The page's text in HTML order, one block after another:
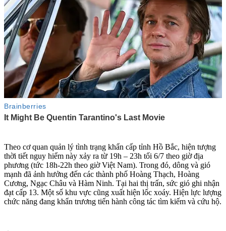
Theo cơ quan quản lý tình trạng khẩn cấp tỉnh Hồ Bắc, hiện tượng
thời tiết nguy hiểm này xảy ra từ 19h – 23h tối 6/7 theo giờ địa
phương (tức 18h-22h theo giờ Việt Nam). Trong đó, dông và gió
mạnh đã ảnh hưởng đến các thành phố Hoàng Thạch, Hoàng
Cương, Ngạc Châu và Hàm Ninh. Tại hai thị trấn, sức gió ghi nhận
đạt cấp 13. Một số khu vực cũng xuất hiện lốc xoáy. Hiện lực lượng
chức năng đang khẩn trương tiến hành công tác tìm kiếm và cứu hộ.